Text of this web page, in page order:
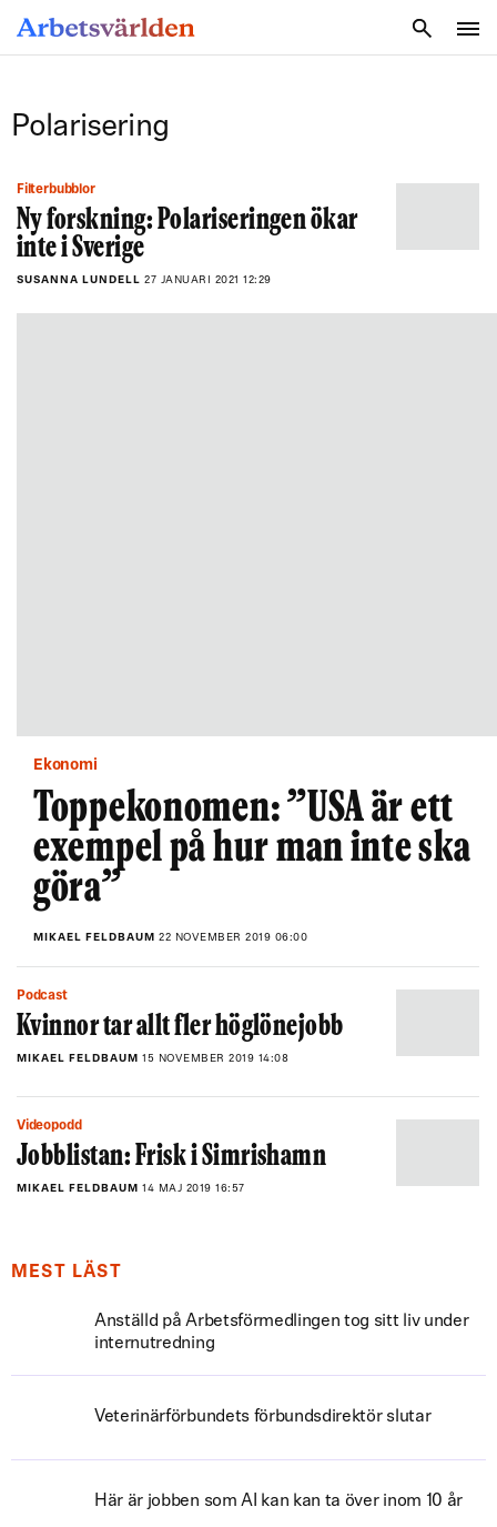
Polarisering
Filterbubblor
Ny forskning: Polariseringen ökar
inte i Sverige
SUSANNA LUNDELL 27 JANUARI 2021 12:29
Ekonomi
Toppekonomen: ”USA är ett
exempel på hur man inte ska
göra”
MIKAEL FELDBAUM 22 NOVEMBER 2019 06:00
Podcast
Kvinnor tar allt fler höglönejobb
MIKAEL FELDBAUM 15 NOVEMBER 2019 14:08
Videopodd
Jobblistan: Frisk i Simrishamn
MIKAEL FELDBAUM 14 MAJ 2019 16:57
MEST LÄST
Anställd på Arbetsförmedlingen tog sitt liv under
internutredning
Veterinärförbundets förbundsdirektör slutar
Här är jobben som AI kan kan ta över inom 10 år